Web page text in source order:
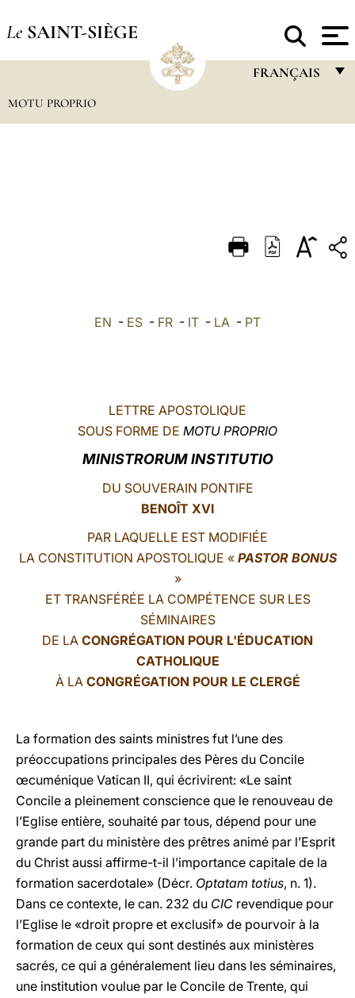
Le SAINT-SIÈGE
FRANÇAIS
DEUTSCH
العربيّة
MOTU PROPRIO
EN - ES - FR - IT - LA - PT
LETTRE APOSTOLIQUE
SOUS FORME DE MOTU PROPRIO
MINISTRORUM INSTITUTIO
DU SOUVERAIN PONTIFE
BENOÎT XVI
PAR LAQUELLE EST MODIFIÉE
LA CONSTITUTION APOSTOLIQUE « PASTOR BONUS
»
ET TRANSFÉRÉE LA COMPÉTENCE SUR LES
SÉMINAIRES
DE LA CONGRÉGATION POUR L'ÉDUCATION
CATHOLIQUE
À LA CONGRÉGATION POUR LE CLERGÉ
La formation des saints ministres fut l’une des
préoccupations principales des Pères du Concile
œcuménique Vatican II, qui écrivirent: «Le saint
Concile a pleinement conscience que le renouveau de
l’Eglise entière, souhaité par tous, dépend pour une
grande part du ministère des prêtres animé par l’Esprit
du Christ aussi affirme-t-il l’importance capitale de la
formation sacerdotale» (Décr. Optatam totius, n. 1).
Dans ce contexte, le can. 232 du CIC revendique pour
l’Eglise le «droit propre et exclusif» de pourvoir à la
formation de ceux qui sont destinés aux ministères
sacrés, ce qui a généralement lieu dans les séminaires,
une institution voulue par le Concile de Trente, qui